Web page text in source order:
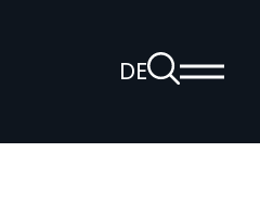
DEZur
Suchseite